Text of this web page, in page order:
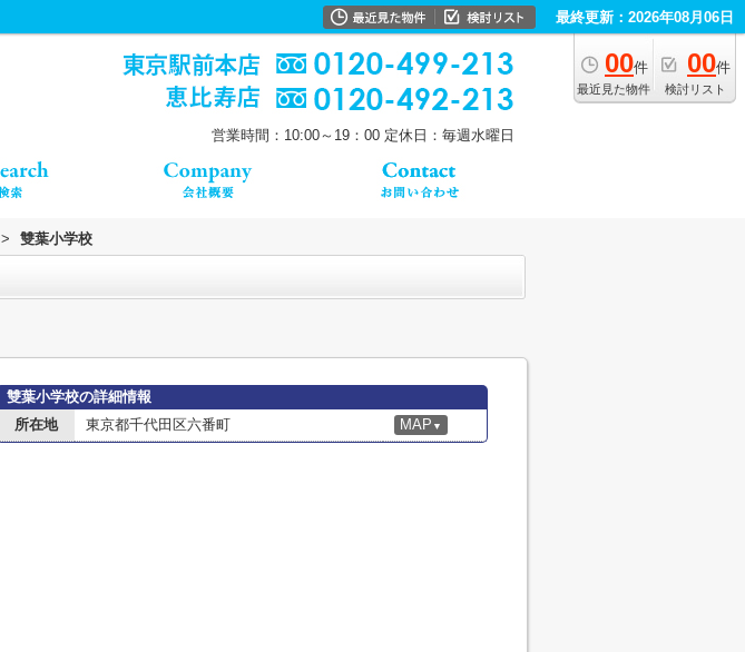
最終更新：2026年08月06日
00件
最近見た物件
00件
検討リスト
営業時間：10:00～19：00 定休日：毎週水曜日
> 雙葉小学校
雙葉小学校の詳細情報
所在地
東京都千代田区六番町 MAP ▼